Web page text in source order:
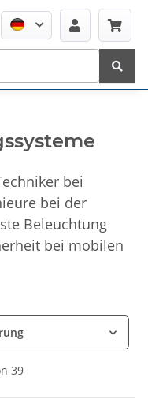
bei
bei der
Beleuchtung
bei mobilen
39